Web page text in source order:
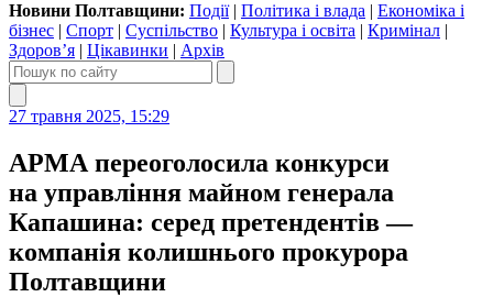
Новини Полтавщини: Події| Політика і влада | Економіка і
бізнес | Спорт | Суспільство | Культура і освіта | Кримінал |
Здоров’я | Цікавинки | Архів
27 травня 2025, 15:29
АРМА переоголосила конкурси
на управління майном генерала
Капашина: серед претендентів —
компанія колишнього прокурора
Полтавщини